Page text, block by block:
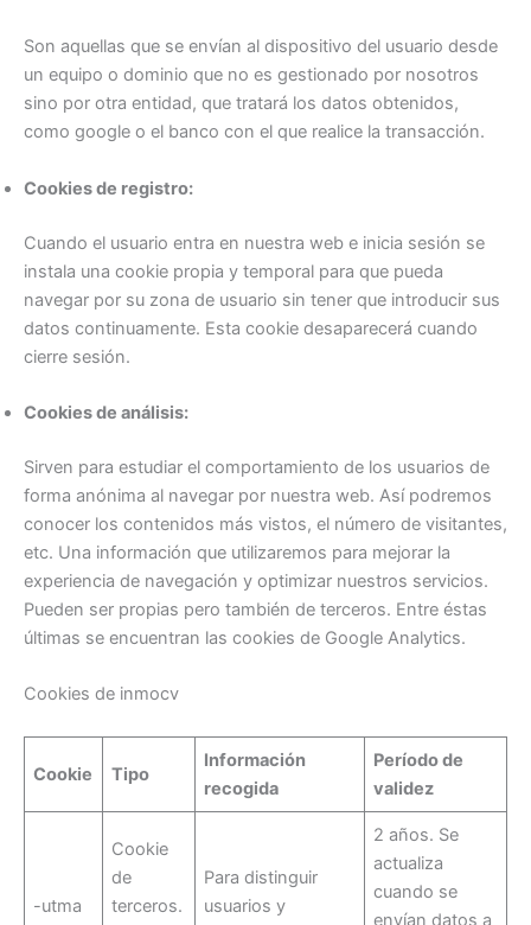
Son aquellas que se envían al dispositivo del usuario desde
un equipo o dominio que no es gestionado por nosotros
sino por otra entidad, que tratará los datos obtenidos,
como google o el banco con el que realice la transacción.
Cookies de registro:
Cuando el usuario entra en nuestra web e inicia sesión se
instala una cookie propia y temporal para que pueda
navegar por su zona de usuario sin tener que introducir sus
datos continuamente. Esta cookie desaparecerá cuando
cierre sesión.
Cookies de análisis:
Sirven para estudiar el comportamiento de los usuarios de
forma anónima al navegar por nuestra web. Así podremos
conocer los contenidos más vistos, el número de visitantes,
etc. Una información que utilizaremos para mejorar la
experiencia de navegación y optimizar nuestros servicios.
Pueden ser propias pero también de terceros. Entre éstas
últimas se encuentran las cookies de Google Analytics.
Cookies de inmocv
Cookie Tipo
Información
recogida
Período de
validez
-utma
Cookie
de
terceros.
Para distinguir
usuarios y
2 años. Se
actualiza
cuando se
envían datos a